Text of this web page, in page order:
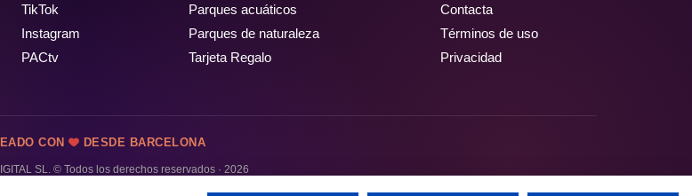
TikTok
Instagram
PACtv
Parques acuáticos
Parques de naturaleza
Tarjeta Regalo
Contacta
Términos de uso
Privacidad
CON DESDE BARCELONA
SL. © Todos los derechos reservados · 2026